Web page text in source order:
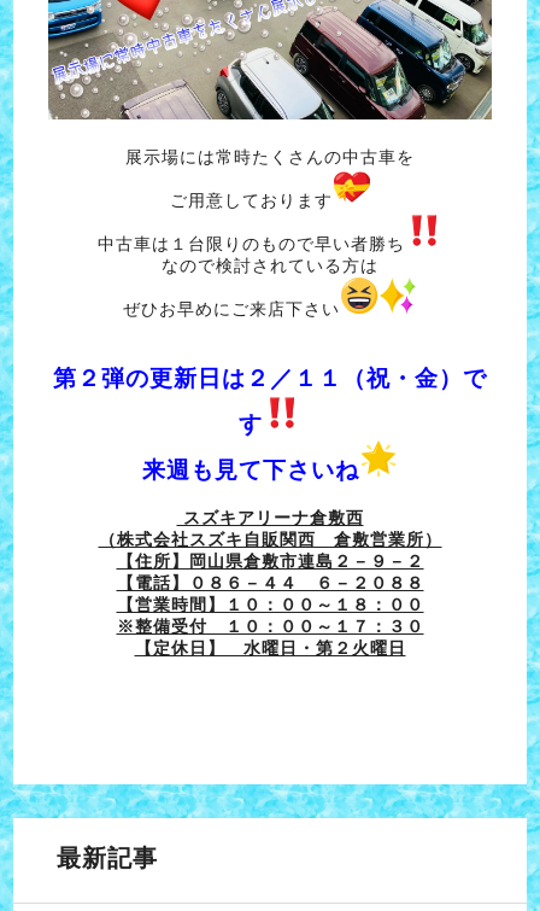
展示場には常時たくさんの中古車を
ご用意しております
中古車は１台限りのもので早い者勝ち
なので検討されている方は
ぜひお早めにご来店下さい
第２弾の更新日は２／１１（祝・金）で
す
来週も見て下さいね
スズキアリーナ倉敷西
（株式会社スズキ自販関西 倉敷営業所）
【住所】岡山県倉敷市連島２－９－２
【電話】０８６－４４ ６－２０８８
【営業時間】１０：００～１８：００
※整備受付 １０：００～１７：３０
【定休日】 水曜日・第２火曜日
最新記事